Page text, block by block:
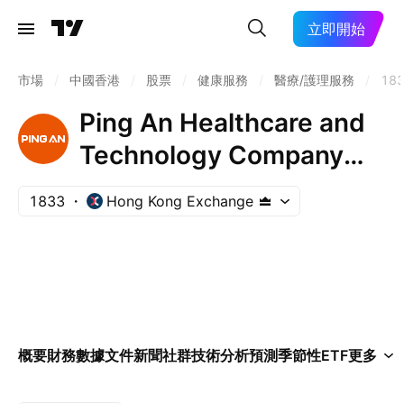
立即開始
市場 中國香港 股票 健康服務 醫療/護理服務
Ping An Healthcare and
Technology Company
Limited
1833 Hong Kong Exchange
概要財務數據文件新聞社群技術分析預測季節性ETF更多